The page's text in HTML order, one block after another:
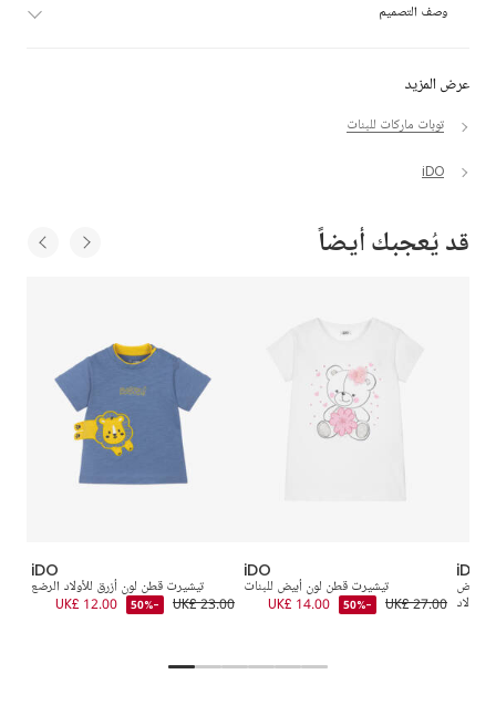
عرض المزيد
توبات ماركات للبنات
iDO
وصف التصميم
قد يُعجبك أيضاً
iDO
تيشيرت قطن لون أزرق للأولاد الرضع
UK£ 23.00
-50%
UK£ 12.00
iDO
تيشيرت قطن لون أبيض للبنات
UK£ 27.00
-50%
UK£ 14.00
iDO
أبيض
للأولاد